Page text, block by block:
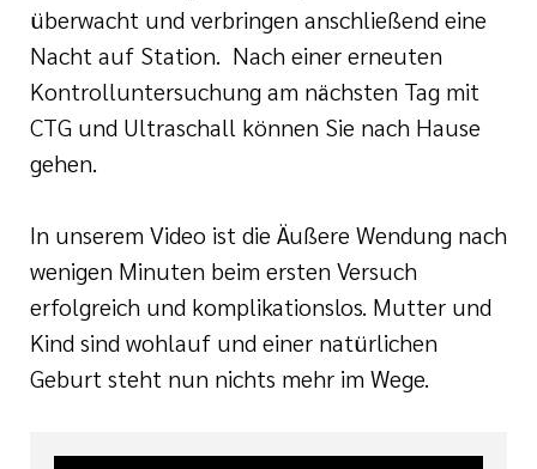
überwacht und verbringen anschließend eine
Nacht auf Station. Nach einer erneuten
Kontrolluntersuchung am nächsten Tag mit
CTG und Ultraschall können Sie nach Hause
gehen.
In unserem Video ist die Äußere Wendung nach
wenigen Minuten beim ersten Versuch
erfolgreich und komplikationslos. Mutter und
Kind sind wohlauf und einer natürlichen
Geburt steht nun nichts mehr im Wege.